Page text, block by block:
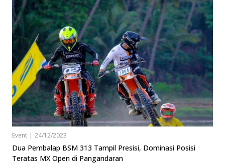
Event | 24/12/2023
Dua Pembalap BSM 313 Tampil Presisi, Dominasi Posisi
Teratas MX Open di Pangandaran